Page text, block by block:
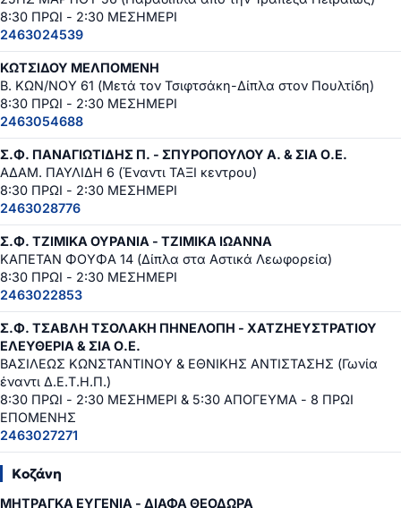
8:30 ΠΡΩΙ - 2:30 ΜΕΣΗΜΕΡΙ
2463024539
ΚΩΤΣΙΔΟΥ ΜΕΛΠΟΜΕΝΗ
Β. ΚΩΝ/ΝΟΥ 61 (Μετά τον Τσιφτσάκη-Δίπλα στον Πουλτίδη)
8:30 ΠΡΩΙ - 2:30 ΜΕΣΗΜΕΡΙ
2463054688
Σ.Φ. ΠΑΝΑΓΙΩΤΙΔΗΣ Π. - ΣΠΥΡΟΠΟΥΛΟΥ Α. & ΣΙΑ Ο.Ε.
ΑΔΑΜ. ΠΑΥΛΙΔΗ 6 (Έναντι ΤΑΞΙ κεντρου)
8:30 ΠΡΩΙ - 2:30 ΜΕΣΗΜΕΡΙ
2463028776
Σ.Φ. ΤΖΙΜΙΚΑ ΟΥΡΑΝΙΑ - ΤΖΙΜΙΚΑ ΙΩΑΝΝΑ
ΚΑΠΕΤΑΝ ΦΟΥΦΑ 14 (Δίπλα στα Αστικά Λεωφορεία)
8:30 ΠΡΩΙ - 2:30 ΜΕΣΗΜΕΡΙ
2463022853
Σ.Φ. ΤΣΑΒΛΗ ΤΣΟΛΑΚΗ ΠΗΝΕΛΟΠΗ - ΧΑΤΖΗΕΥΣΤΡΑΤΙΟΥ
ΕΛΕΥΘΕΡΙΑ & ΣΙΑ Ο.Ε.
ΒΑΣΙΛΕΩΣ ΚΩΝΣΤΑΝΤΙΝΟΥ & ΕΘΝΙΚΗΣ ΑΝΤΙΣΤΑΣΗΣ (Γωνία
έναντι Δ.Ε.Τ.Η.Π.)
8:30 ΠΡΩΙ - 2:30 ΜΕΣΗΜΕΡΙ & 5:30 ΑΠΟΓΕΥΜΑ - 8 ΠΡΩΙ
ΕΠΟΜΕΝΗΣ
2463027271
Κοζάνη
ΜΗΤΡΑΓΚΑ ΕΥΓΕΝΙΑ - ΔΙΑΦΑ ΘΕΟΔΩΡΑ